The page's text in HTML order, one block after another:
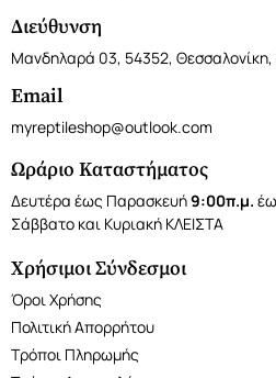
Διεύθυνση
Μανδηλαρά 03, 54352, Θεσσαλονίκη,
Email
myreptileshop@outlook.com
Ωράριο Καταστήματος
Δευτέρα έως Παρασκευή9:00π.μ.
Σάββατο και Κυριακή ΚΛΕΙΣΤΑ
Χρήσιμοι Σύνδεσμοι
Όροι Χρήσης
Πολιτική Απορρήτου
Τρόποι Πληρωμής